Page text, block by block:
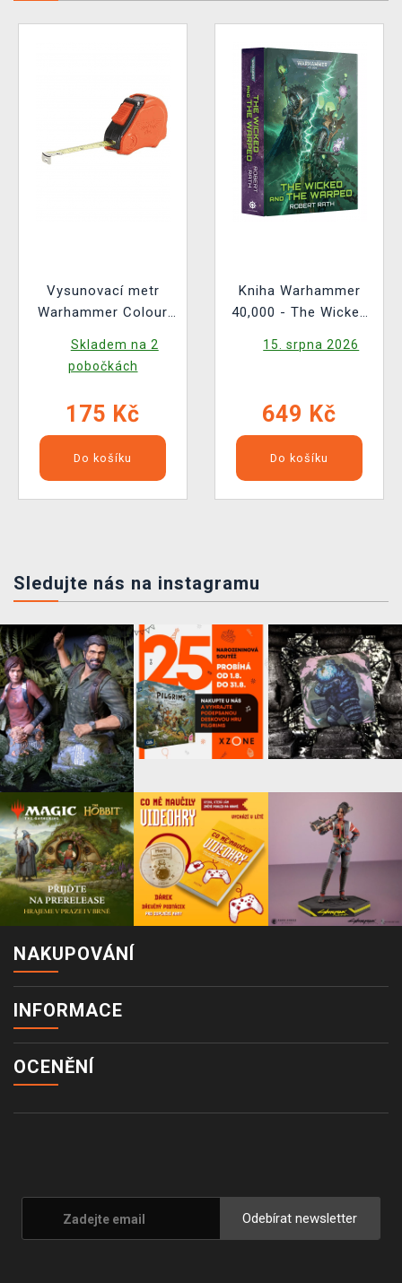
Vysunovací metr
Warhammer Colour
Skladem na 2
pobočkách
175 Kč
Do košíku
Kniha Warhammer
40,000 - The Wicked
15. srpna 2026
649 Kč
Do košíku
Sledujte nás na instagramu
NAKUPOVÁNÍ
INFORMACE
OCENĚNÍ
Odebírat newsletter